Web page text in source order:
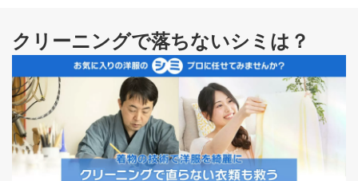
クリーニングで落ちないシミは？